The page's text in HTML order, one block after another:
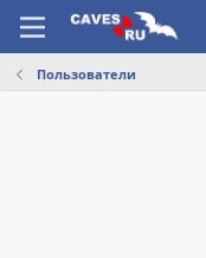
Пользователи